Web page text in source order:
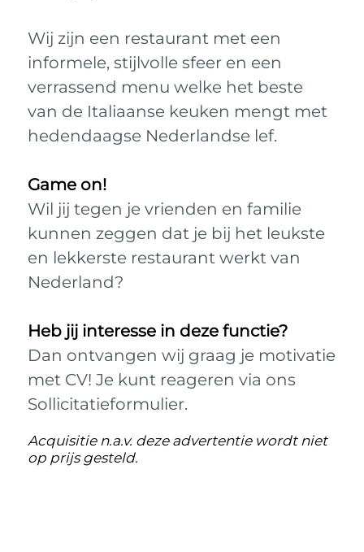
Wij zijn een restaurant met een
informele, stijlvolle sfeer en een
verrassend menu welke het beste
van de Italiaanse keuken mengt met
hedendaagse Nederlandse lef.
Game on!
Wil jij tegen je vrienden en familie
kunnen zeggen dat je bij het leukste
en lekkerste restaurant werkt van
Nederland?
Heb jij interesse in deze functie?
Dan ontvangen wij graag je motivatie
met CV! Je kunt reageren via ons
Sollicitatieformulier.
Acquisitie n.a.v. deze advertentie wordt niet
op prijs gesteld.